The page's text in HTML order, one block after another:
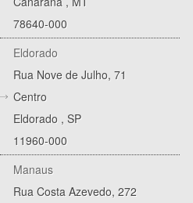
78640-000
Eldorado
Rua Nove de Julho, 71
Centro
Eldorado , SP
11960-000
Manaus
Rua Costa Azevedo, 272